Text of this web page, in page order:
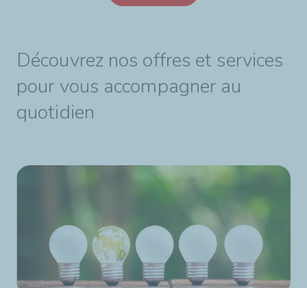
Découvrez nos offres et services
pour vous accompagner au
quotidien